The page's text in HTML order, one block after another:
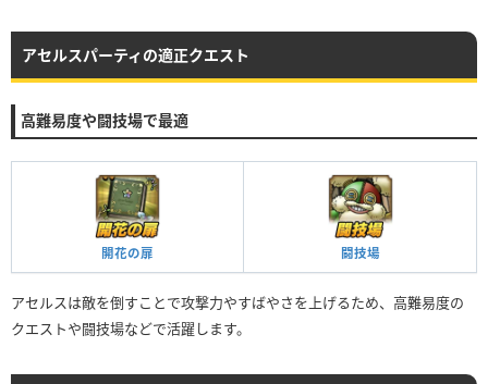
アセルスパーティの適正クエスト
高難易度や闘技場で最適
開花の扉 闘技場
アセルスは敵を倒すことで攻撃力やすばやさを上げるため、高難易度の
クエストや闘技場などで活躍します。